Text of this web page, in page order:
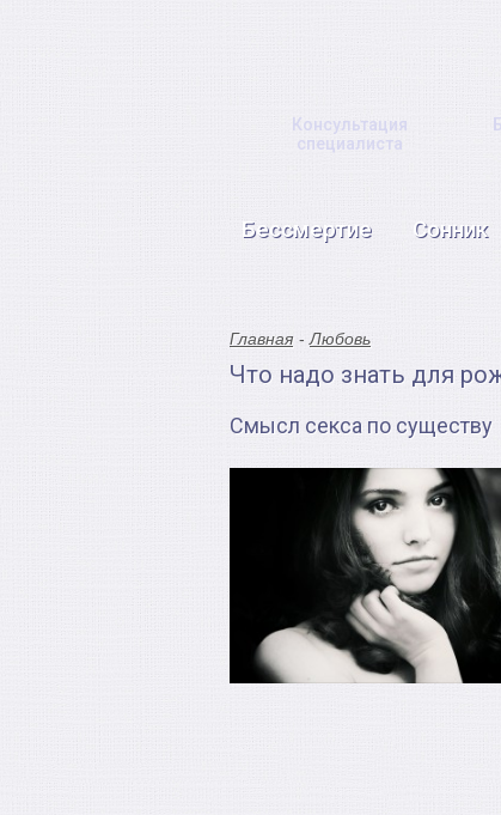
Консультация
специалиста
Бессмертие Сонник
Главная Любовь
Что надо знать для
Смысл секса по существу